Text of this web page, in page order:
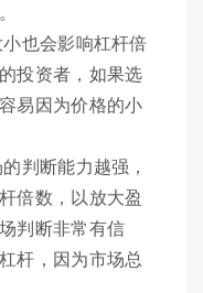
也会影响杠杆倍
投资者，如果选
易因为价格的小
判断能力越强，
倍数，以放大盈
判断非常有信
杆，因为市场总